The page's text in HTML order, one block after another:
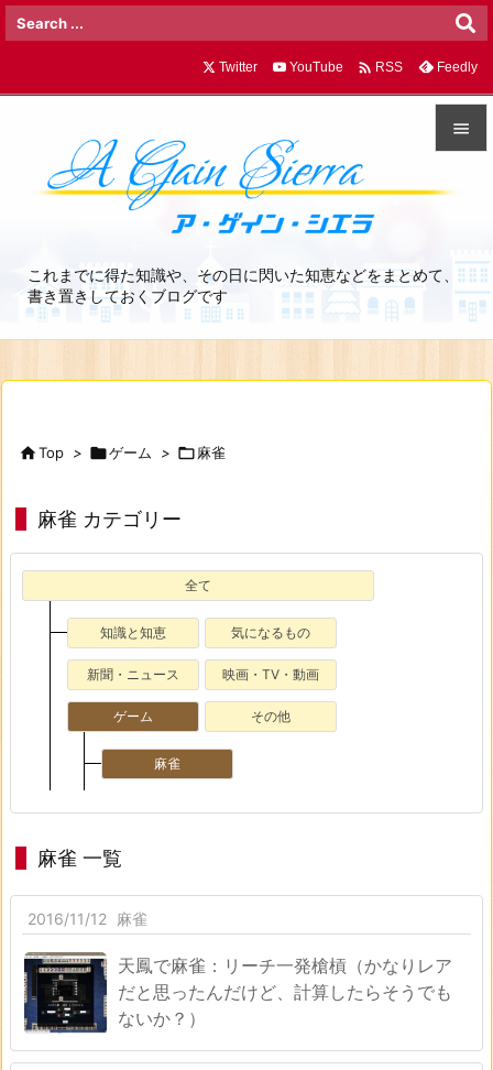

メニュ

前へ

Twitter YouTube  RSS Feedly
これまでに得た知識や、その日に閃いた知恵などをまとめて、
書き置きしておくブログです
Top > ゲーム > 麻雀
麻雀 カテゴリー
全て
知識と知恵 気になるもの
新聞・ニュース 映画・TV・動画
ゲーム その他
麻雀
麻雀 一覧
2016/11/12 麻雀
天鳳で麻雀：リーチ一発槍槓（かなりレア
だと思ったんだけど、計算したらそうでも
ないか？）